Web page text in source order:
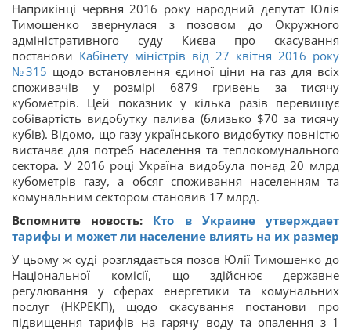
Наприкінці червня 2016 року народний депутат Юлія
Тимошенко звернулася з позовом до Окружного
адміністративного суду Києва про скасування
постанови Кабінету міністрів від 27 квітня 2016 року
№315 щодо встановлення єдиної ціни на газ для всіх
споживачів у розмірі 6879 гривень за тисячу
кубометрів. Цей показник у кілька разів перевищує
собівартість видобутку палива (близько $70 за тисячу
кубів). Відомо, що газу українського видобутку повністю
вистачає для потреб населення та теплокомунального
сектора. У 2016 році Україна видобула понад 20 млрд
кубометрів газу, а обсяг споживання населенням та
комунальним сектором становив 17 млрд.
Вспомните новость: Кто в Украине утверждает
тарифы и может ли население влиять на их размер
У цьому ж суді розглядається позов Юлії Тимошенко до
Національної комісії, що здійснює державне
регулювання у сферах енергетики та комунальних
послуг (НКРЕКП), щодо скасування постанови про
підвищення тарифів на гарячу воду та опалення з 1